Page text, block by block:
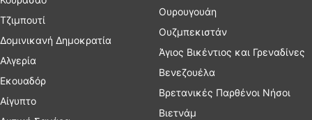
Τζιμπουτί
Δομινικανή Δημοκρατία
Αλγερία
Εκουαδόρ
Αίγυπτο
Ουρουγουάη
Ουζμπεκιστάν
Άγιος Βικέντιος και Γρεναδίνες
Βενεζουέλα
Βρετανικές Παρθένοι Νήσοι
Βιετνάμ